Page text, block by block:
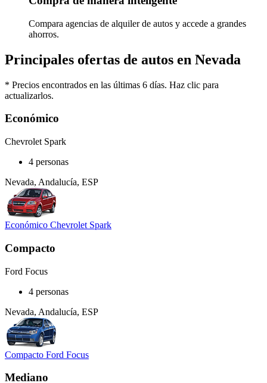
Compara agencias de alquiler de autos y accede a grandes
ahorros.
Principales ofertas de autos en Nevada
* Precios encontrados en las últimas 6 días. Haz clic para
actualizarlos.
Económico
Chevrolet Spark
4 personas
Nevada, Andalucía, ESP
Económico Chevrolet Spark
Compacto
Ford Focus
4 personas
Nevada, Andalucía, ESP
Compacto Ford Focus
Mediano